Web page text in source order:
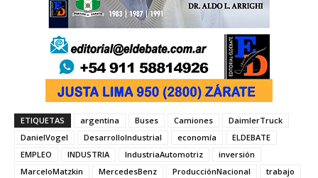
ETIQUETAS argentina Buses Camiones
DaimlerTruck
DanielVogel
DesarrolloIndustrial economía
ELDEBATE
EMPLEO
INDUSTRIA IndustriaAutomotriz
inversión
MarceloMatzkin
MercedesBenz ProducciónNacional
trabajo